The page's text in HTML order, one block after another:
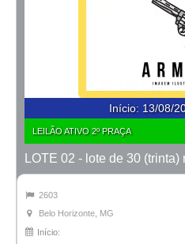
Início: 13/08/
LEILÃO ATIVO 2º PRAÇA
2603
Belo Horizonte, MG
Início: